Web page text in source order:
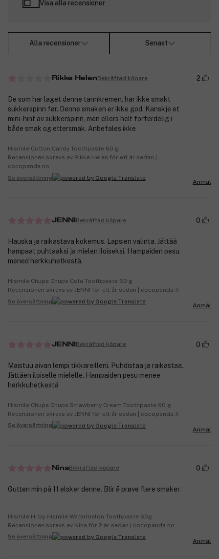
Visa alla recensioner
Alla recensioner Senast
Rikke HelenBekräftad köpare 2
De som har laget denne tannkremen, har ikke smakt
sukkerspinn før. Denne smaken er ikke god. Kanskje et
mini-hint av sukkerspinn, men ellers helt forferdelig i
både smak og ettersmak. Anbefales ikke
Hismile Cotton Candy Toothpaste 60 g
Recensionen skrevs av Rikke Helen för ett år sedan |
cocopanda.no
Se översättning
Anmäl
JENNI Bekräftad köpare 0
Hauska ja raikastava kokemus. Lapsien valinta. Jättää
hampaat puhtaaksi ja mielen iloiseksi. Hampaiden pesu
mened herkkuhetkestä.
Hismile Chupa Chups Cola Toothpaste 60 g
Recensionen skrevs av JENNI för ett år sedan | cocopanda.fi
Se översättning
Anmäl
JENNI Bekräftad köpare 0
Maistuu aivan lempi tikkareilleni. Puhdistaa ja raikastaa.
Jättäen iloiselle mielelle. Hampaiden pesu menee
herkkuhetkestä
Hismile Chupa Chups Strawberry Cream Toothpaste 60 g
Recensionen skrevs av JENNI för ett år sedan | cocopanda.fi
Se översättning
Anmäl
NinaBekräftad köpare 0
Gutten min på 11 elsker denne. Blir å prøve flere smaker.
Hismile Hi by Hismile Watermelon Toothpaste 60g
Recensionen skrevs av Nina för 2 år sedan | cocopanda.no
Se översättning
Anmäl